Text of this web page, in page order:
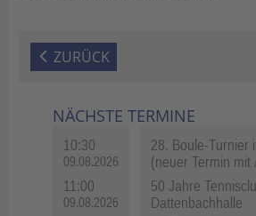
ZURÜCK
NÄCHSTE TERMINE
10:30
09.08.2026
28. Boule-Turnier
(neuer Termin mit
11:00
09.08.2026
50 Jahre
Dattenbachhalle